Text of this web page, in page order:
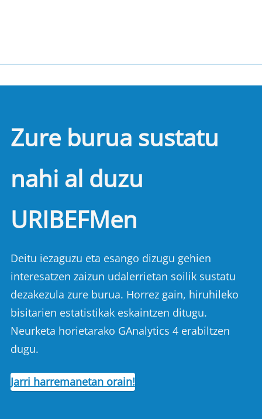
Zure burua sustatu
nahi al duzu
URIBEFMen
Deitu iezaguzu eta esango dizugu gehien
interesatzen zaizun udalerrietan soilik sustatu
dezakezula zure burua. Horrez gain, hiruhileko
bisitarien estatistikak eskaintzen ditugu.
Neurketa horietarako GAnalytics 4 erabiltzen
dugu.
Jarri harremanetan orain!